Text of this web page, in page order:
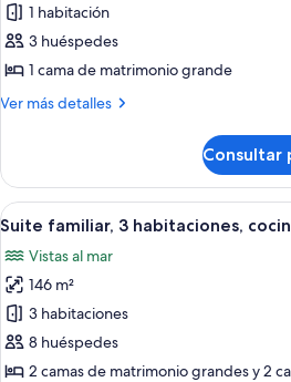
Habitación
estándar,
1
cama
grande,
vistas
al
mar
1 habitación
3 huéspedes
1 cama de matrimonio grande
Ver más detalles
Más
estándar,
cama
matrimonio
grande,
vistas
al
mar
Consultar
Abrir
todas
las
fotos
de
Suite
familiar,
Un
21
Suite familiar, 3 habitaciones,
Vistas al mar
146 m²
3 habitaciones
8 huéspedes
2 camas de matrimonio grandes y 2